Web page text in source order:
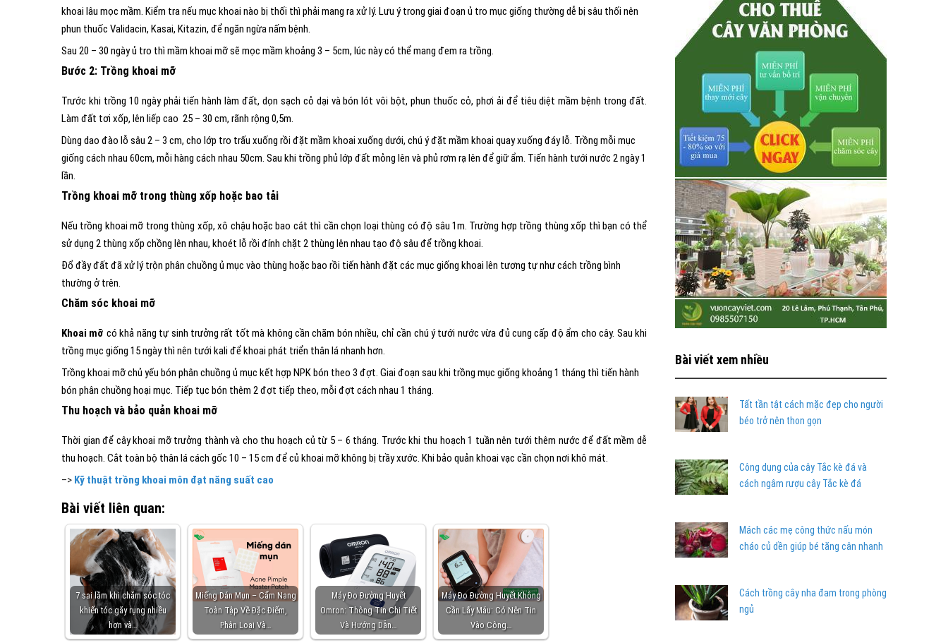
khoai lâu mọc mầm. Kiểm tra nếu mục khoai nào bị thối thì phải mang ra xử lý. Lưu ý trong giai đoạn ủ tro mục giống thường dễ bị sâu thối nên
phun thuốc Validacin, Kasai, Kitazin, để ngăn ngừa nấm bệnh.
Sau 20 – 30 ngày ủ tro thì mầm khoai mỡ sẽ mọc mầm khoảng 3 – 5cm, lúc này có thể mang đem ra trồng.
Bước 2: Trồng khoai mỡ
Trước khi trồng 10 ngày phải tiến hành làm đất, dọn sạch cỏ dại và bón lót vôi bột, phun thuốc cỏ, phơi ải để tiêu diệt mầm bệnh trong đất.
Làm đất tơi xốp, lên liếp cao 25 – 30 cm, rãnh rộng 0,5m.
Dùng dao đào lỗ sâu 2 – 3 cm, cho lớp tro trấu xuống rồi đặt mầm khoai xuống dưới, chú ý đặt mầm khoai quay xuống đáy lỗ. Trồng mỗi mục
giống cách nhau 60cm, mỗi hàng cách nhau 50cm. Sau khi trồng phủ lớp đất mỏng lên và phủ rơm rạ lên để giữ ẩm. Tiến hành tưới nước 2 ngày 1
lần.
Trồng khoai mỡ trong thùng xốp hoặc bao tải
Nếu trồng khoai mỡ trong thùng xốp, xô chậu hoặc bao cát thì cần chọn loại thùng có độ sâu 1m. Trường hợp trồng thùng xốp thì bạn có thể
sử dụng 2 thùng xốp chồng lên nhau, khoét lỗ rồi đính chặt 2 thùng lên nhau tạo độ sâu để trồng khoai.
Đổ đầy đất đã xử lý trộn phân chuồng ủ mục vào thùng hoặc bao rồi tiến hành đặt các mục giống khoai lên tương tự như cách trồng bình
thường ở trên.
Chăm sóc khoai mỡ
Khoai mỡ có khả năng tự sinh trưởng rất tốt mà không cần chăm bón nhiều, chỉ cần chú ý tưới nước vừa đủ cung cấp độ ẩm cho cây. Sau khi
trồng mục giống 15 ngày thì nên tưới kali để khoai phát triển thân lá nhanh hơn.
Trồng khoai mỡ chủ yếu bón phân chuồng ủ mục kết hợp NPK bón theo 3 đợt. Giai đoạn sau khi trồng mục giống khoảng 1 tháng thì tiến hành
bón phân chuồng hoại mục. Tiếp tục bón thêm 2 đợt tiếp theo, mỗi đợt cách nhau 1 tháng.
Thu hoạch và bảo quản khoai mỡ
Thời gian để cây khoai mỡ trưởng thành và cho thu hoạch củ từ 5 – 6 tháng. Trước khi thu hoạch 1 tuần nên tưới thêm nước để đất mềm dễ
thu hoạch. Cắt toàn bộ thân lá cách gốc 10 – 15 cm để củ khoai mỡ không bị trầy xước. Khi bảo quản khoai vạc cần chọn nơi khô mát.
–> Kỹ thuật trồng khoai môn đạt năng suất cao
Bài viết liên quan:
7 sai lầm khi chăm sóc tóc
khiến tóc gãy rụng nhiều
hơn và…
Miếng Dán Mụn – Cẩm Nang
Toàn Tập Về Đặc Điểm,
Phân Loại Và…
Máy Đo Đường Huyết
Omron: Thông Tin Chi Tiết
Và Hướng Dẫn…
Máy Đo Đường Huyết Không
Cần Lấy Máu: Có Nên Tin
Vào Công…
Bài viết xem nhiều
Tất tần tật cách mặc đẹp cho người
béo trở nên thon gọn
Công dụng của cây Tắc kè đá và
cách ngâm rượu cây Tắc kè đá
Mách các mẹ công thức nấu món
cháo củ dền giúp bé tăng cân nhanh
Cách trồng cây nha đam trong phòng
ngủ